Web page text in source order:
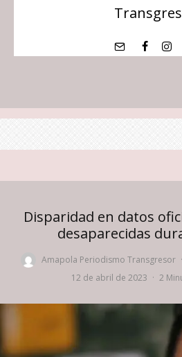
Disparidad en datos
desaparecidas
Amapola Periodismo Transgresor ·
12 de abril de 2023 · 2